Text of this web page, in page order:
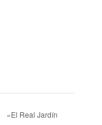
«El Real Jardín